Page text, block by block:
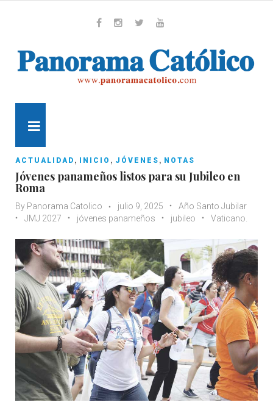
ACTUALIDAD , INICIO , JÓVENES , NOTAS
Jóvenes panameños listos para su Jubileo en
Roma
By Panorama Catolico julio 9, 2025
Año Santo Jubilar
JMJ 2027
jóvenes panameños jubileo Vaticano.